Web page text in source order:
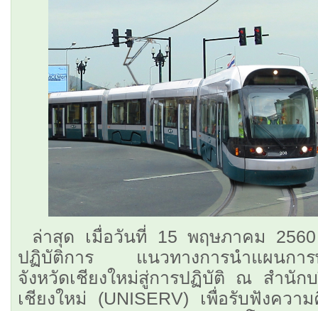
ล่าสุด เมื่อวันที่ 15 พฤษภาคม
ปฏิบัติการ แนวทางการนำแผนการ
จังหวัดเชียงใหม่สู่การปฏิบัติ ณ สำนัก
เชียงใหม่ (UNISERV) เพื่อรับฟังควา